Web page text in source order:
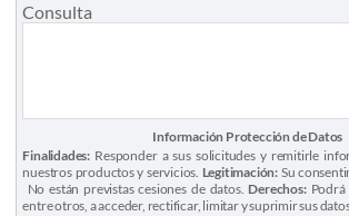
Consulta
Información Protección de Datos
Finalidades: Responder a sus solicitudes y remitirle
nuestros productos y servicios. Legitimación: Su
No están previstas cesiones de datos. Derechos:Podrá
entre otros, a acceder, rectificar, limitar y suprimir sus